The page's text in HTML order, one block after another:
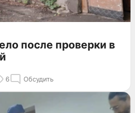
после проверки в
6 Обсудить